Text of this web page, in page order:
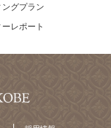
ングプラン
レポート